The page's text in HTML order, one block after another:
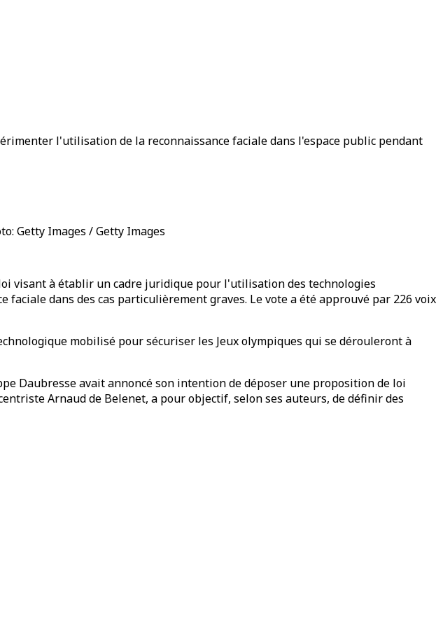
l'utilisation de la reconnaissance faciale dans l'espace public pendant
Getty Images / Getty Images
visant à établir un cadre juridique pour l'utilisation des technologies
dans des cas particulièrement graves. Le vote a été approuvé par 226 voix
mobilisé pour sécuriser les Jeux olympiques qui se dérouleront à
Daubresse avait annoncé son intention de déposer une proposition de loi
Arnaud de Belenet, a pour objectif, selon ses auteurs, de définir des